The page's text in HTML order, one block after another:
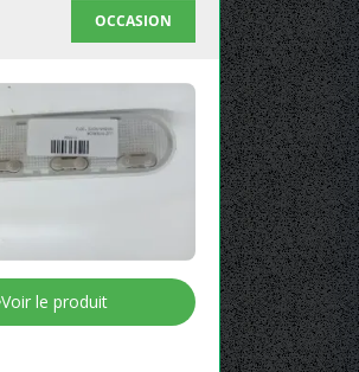
OCCASION
Voir le produit